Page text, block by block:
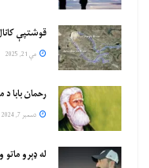
قوشتپې
مې 21, 2025
رحمان بابا
دسمبر 7, 2024
له ډېرو